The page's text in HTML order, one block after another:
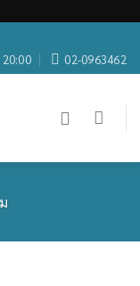
02-0963462